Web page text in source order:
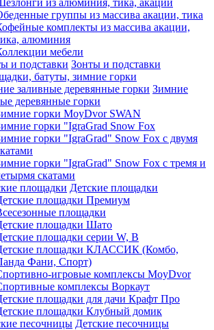
из алюминия, тика, акации
группы из массива акации, тика
комплекты из массива акации,
алюминия
мебели
Зонты и подставки
батуты, зимние горки
Зимние
деревянные горки
горки MoyDvor SWAN
горки "IgraGrad Snow Fox
горки "IgraGrad" Snow Fox с двумя
горки "IgraGrad" Snow Fox с тремя и
скатами
Детские площадки
площадки Премиум
площадки
площадки Шато
площадки серии W, В
площадки КЛАССИК (Комбо,
Фани, Спорт)
игровые комплексы MoyDvor
комплексы Воркаут
площадки для дачи Крафт Про
площадки Клубный домик
Детские песочницы